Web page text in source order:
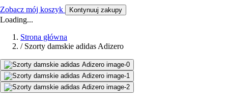
Zobacz mój koszyk Kontynuuj zakupy
Loading...
Strona główna
/ Szorty damskie adidas Adizero